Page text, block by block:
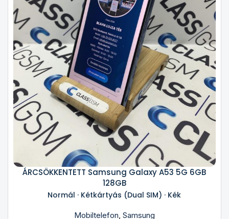
ÁRCSÖKKENTETT Samsung Galaxy A53 5G 6GB
128GB
Normál · Kétkártyás (Dual SIM) · Kék
Mobiltelefon, Samsung